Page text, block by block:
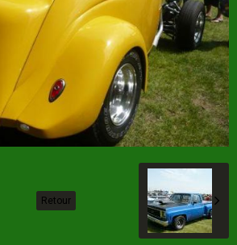
Retour